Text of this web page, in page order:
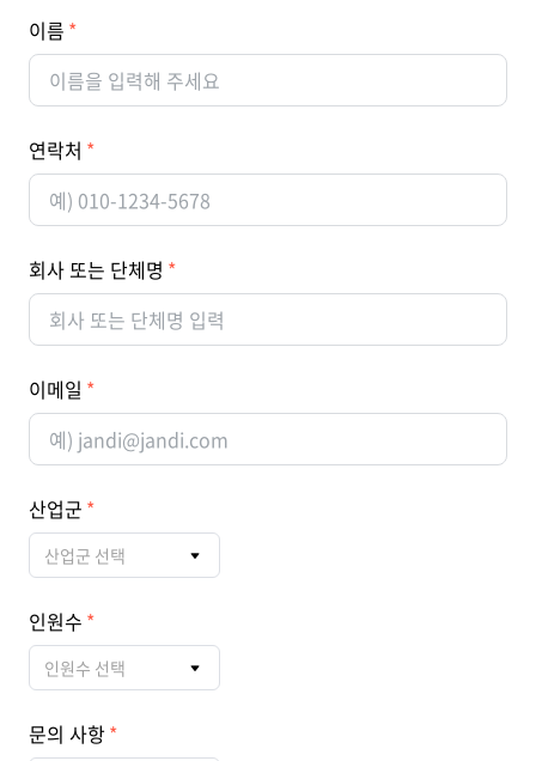
이름
연락처
회사 또는 단체명
이메일
산업군
산업군 선택
인원수
인원수 선택
문의 사항